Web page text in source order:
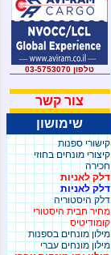
טלפון 03-5753070
צור קשר
שימושון
קישורי ספנות
קיצורי מונחים בחוזי
חכירה
דלק לאניות
דלק לאניות
דלק היסטוריה
מחיר חבית היסטורי
קומודיטיס
מילון מונחים בספנות
מילון מונחים עברי